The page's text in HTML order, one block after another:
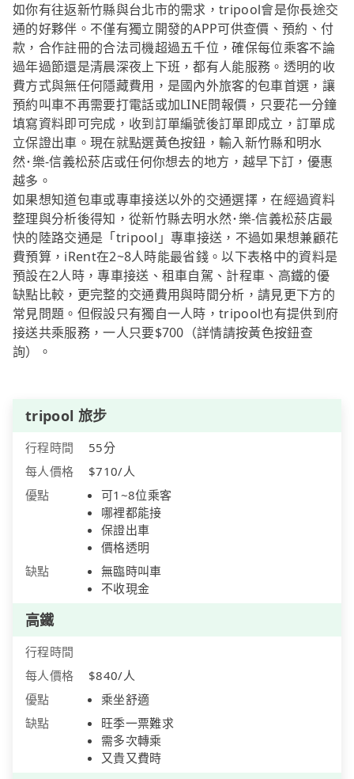
如你有往返新竹縣與台北市的需求，tripool會是你長途交
通的好夥伴。不僅有獨立開發的APP可供查價、預約、付
款，合作註冊的合法司機超過五千位，確保每位乘客不論
過年過節還是清晨深夜上下班，都有人能服務。透明的收
費方式與無任何隱藏費用，是國內外旅客的包車首選，讓
預約叫車不再需要打電話或加LINE問報價，只要花一分鐘
填寫資料即可完成，收到訂單編號後訂單即成立，訂單成
立保證出車。現在就點選黃色按鈕，輸入新竹縣和明水
然･樂-信義松菸店或任何你想去的地方，越早下訂，優惠
越多。
如果想知道包車或專車接送以外的交通選擇，在經過資料
整理與分析後得知，從新竹縣去明水然･樂-信義松菸店最
快的陸路交通是「tripool」專車接送，不過如果想兼顧花
費預算，iRent在2~8人時能最省錢。以下表格中的資料是
預設在2人時，專車接送、租車自駕、計程車、高鐵的優
缺點比較，更完整的交通費用與時間分析，請見更下方的
常見問題。但假設只有獨自一人時，tripool也有提供到府
接送共乘服務，一人只要$700（詳情請按黃色按鈕查
詢）。
tripool 旅步
行程時間
55分
每人價格
$710/人
優點
可1~8位乘客
哪裡都能接
保證出車
價格透明
缺點
無臨時叫車
不收現金
高鐵
行程時間
每人價格
$840/人
優點
乘坐舒適
缺點
旺季一票難求
需多次轉乘
又貴又費時